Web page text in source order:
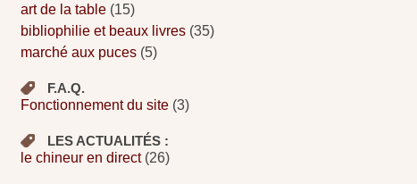
art de la table (15)
bibliophilie et beaux livres (35)
marché aux puces (5)
F.A.Q.
Fonctionnement du site (3)
LES ACTUALITÉS :
le chineur en direct(26)